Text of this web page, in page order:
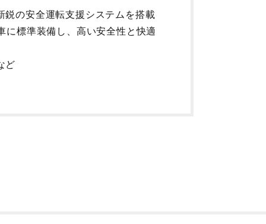
鋭の安全運転支援システムを搭載
に標準装備し、高い安全性と快適
ど